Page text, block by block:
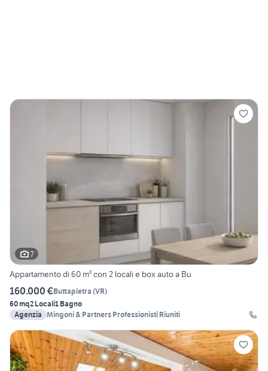
7
Appartamento di 60 m² con 2 locali e box auto a Bu
160.000 €Buttapietra (VR)
60 mq2 Locali1 Bagno
Agenzia Mingoni & Partners Professionisti Riuniti